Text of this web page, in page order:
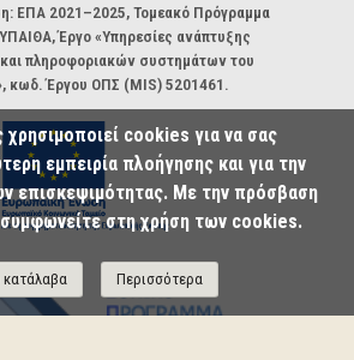
ΕΠΑ 2021–2025, Τομεακό Πρόγραμμα
Έργο «Υπηρεσίες ανάπτυξης
πληροφοριακών συστημάτων του
κωδ. Έργου ΟΠΣ (MIS) 5201461.
cookies για να σας
εμπειρία πλοήγησης και για την
επισκεψιμότητας. Με την πρόσβαση
στη χρήση των cookies.
κατάλαβα Περισσότερα